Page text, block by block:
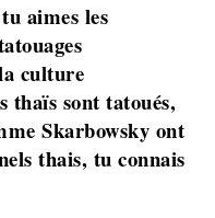
aimes les
culture
thaïs sont tatoués,
Skarbowsky ont
thais, tu connais